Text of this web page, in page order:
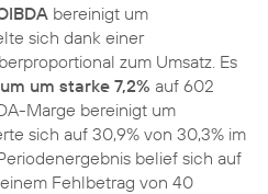
bereinigt um
sich dank einer
zum Umsatz. Es
um starke 7,2% auf 602
Marge bereinigt um
sich auf 30,9% von 30,3% im
belief sich auf
Fehlbetrag von 40